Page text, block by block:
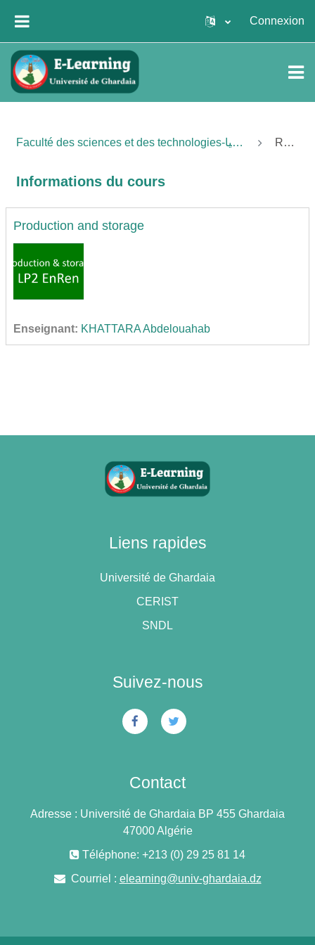
Connexion
Faculté des sciences et des technologies-كلية العلوم والتكنولوجيا Résumé
Informations du cours
Production and storage
Enseignant: KHATTARA Abdelouahab
Liens rapides
Université de Ghardaia
CERIST
SNDL
Suivez-nous
Contact
Adresse : Université de Ghardaia BP 455 Ghardaia
47000 Algérie
Téléphone: +213 (0) 29 25 81 14
Courriel : elearning@univ-ghardaia.dz